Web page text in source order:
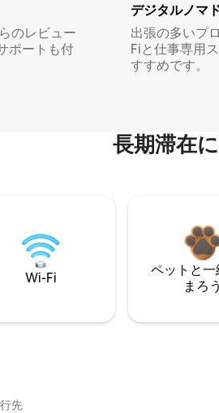
のレビュー
ポートも付
デジタルノマ
出張の多いプ
Fiと仕事専用
すすめです。
長期滞在
Wi-Fi
ペットと一
まろう
先